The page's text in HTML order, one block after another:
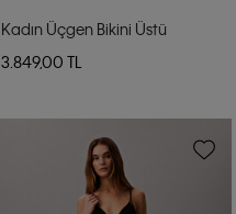
Kadın Üçgen Bikini Üstü
3.849,00 TL